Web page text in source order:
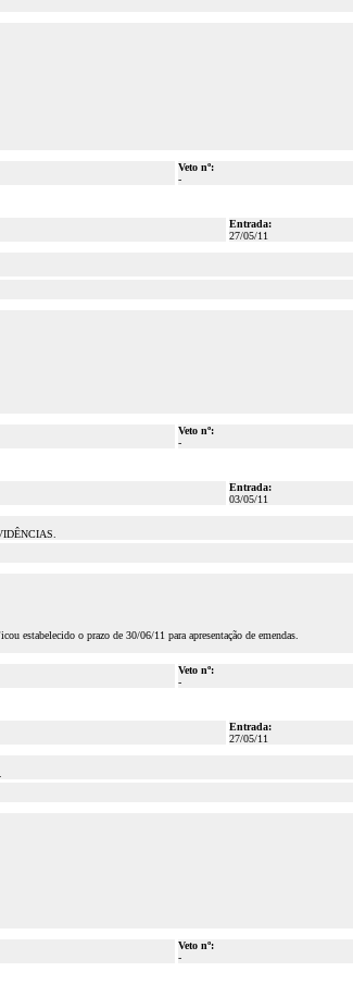
Veto nº:
-
Entrada:
27/05/11
Veto nº:
-
Entrada:
03/05/11
estabelecido o prazo de 30/06/11 para apresentação de emendas.
Veto nº:
-
Entrada:
27/05/11
Veto nº:
-